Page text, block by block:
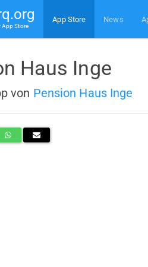
App Store
App Store News
Haus Inge
von Pension Haus Inge